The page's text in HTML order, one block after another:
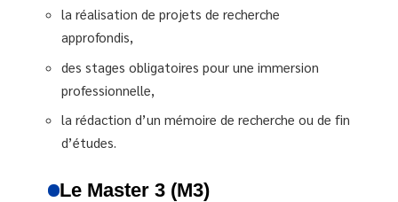
la réalisation de projets de recherche
approfondis,
des stages obligatoires pour une immersion
professionnelle,
la rédaction d’un mémoire de recherche ou de fin
d’études.
Le Master 3 (M3)